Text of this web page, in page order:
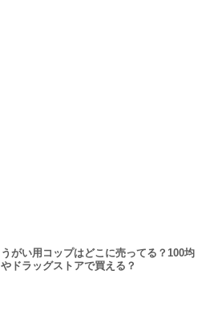
うがい用コップはどこに売ってる？100均
やドラッグストアで買える？